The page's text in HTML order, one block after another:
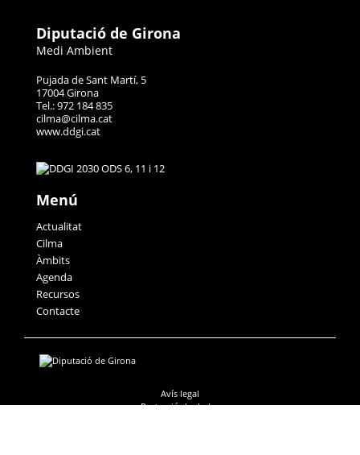
Diputació de Girona
Medi Ambient
Pujada de Sant Martí, 5
17004 Girona
Tel.: 972 184 835
cilma@cilma.cat
www.ddgi.cat
Menú
Actualitat
Cilma
Àmbits
Agenda
Recursos
Contacte
Avís legal
Protecció de dades